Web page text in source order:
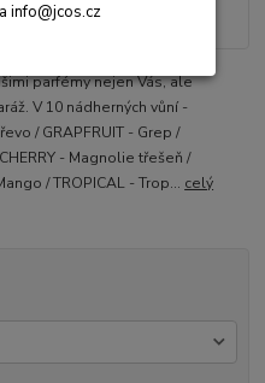
parfémy nejen Vás, ale
V 10 nádherných vůní -
/ GRAPFRUIT - Grep /
- Magnolie třešeň /
/ TROPICAL - Trop... celý
info@jcos.cz